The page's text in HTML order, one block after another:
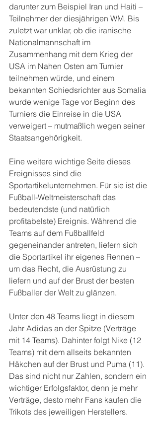
darunter zum Beispiel Iran und Haiti –
Teilnehmer der diesjährigen WM. Bis
zuletzt war unklar, ob die iranische
Nationalmannschaft im
Zusammenhang mit dem Krieg der
USA im Nahen Osten am Turnier
teilnehmen würde, und einem
bekannten Schiedsrichter aus Somalia
wurde wenige Tage vor Beginn des
Turniers die Einreise in die USA
verweigert – mutmaßlich wegen seiner
Staatsangehörigkeit.
Eine weitere wichtige Seite dieses
Ereignisses sind die
Sportartikelunternehmen. Für sie ist die
Fußball-Weltmeisterschaft das
bedeutendste (und natürlich
profitabelste) Ereignis. Während die
Teams auf dem Fußballfeld
gegeneinander antreten, liefern sich
die Sportartikel ihr eigenes Rennen –
um das Recht, die Ausrüstung zu
liefern und auf der Brust der besten
Fußballer der Welt zu glänzen.
Unter den 48 Teams liegt in diesem
Jahr Adidas an der Spitze (Verträge
mit 14 Teams). Dahinter folgt Nike (12
Teams) mit dem allseits bekannten
Häkchen auf der Brust und Puma (11).
Das sind nicht nur Zahlen, sondern ein
wichtiger Erfolgsfaktor, denn je mehr
Verträge, desto mehr Fans kaufen die
Trikots des jeweiligen Herstellers.